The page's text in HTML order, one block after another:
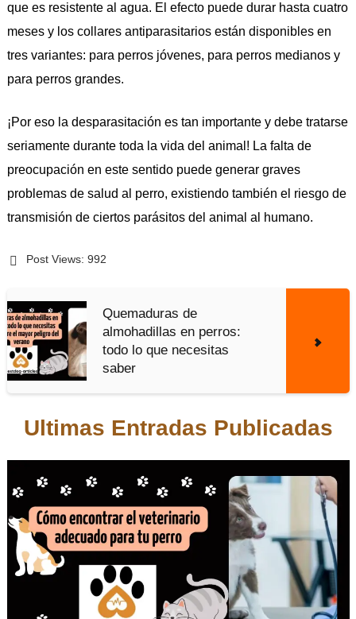
que es resistente al agua. El efecto puede durar hasta cuatro
meses y los collares antiparasitarios están disponibles en
tres variantes: para perros jóvenes, para perros medianos y
para perros grandes.
¡Por eso la desparasitación es tan importante y debe tratarse
seriamente durante toda la vida del animal! La falta de
preocupación en este sentido puede generar graves
problemas de salud al perro, existiendo también el riesgo de
transmisión de ciertos parásitos del animal al humano.
Post Views: 992
Quemaduras de
almohadillas en perros:
todo lo que necesitas
saber
Ultimas Entradas Publicadas